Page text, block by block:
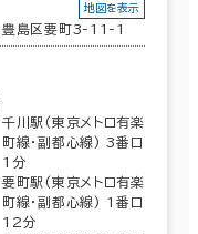
豊島区要町3-11-1
地図を表示
千川駅(東京メトロ有楽
町線･副都心線) 3番口
1分
要町駅(東京メトロ有楽
町線･副都心線) 1番口
12分